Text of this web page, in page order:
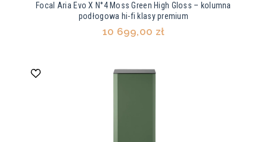
Focal Aria Evo X N°4 Moss Green High Gloss – kolumna
podłogowa hi-fi klasy premium
10 699,00 zł